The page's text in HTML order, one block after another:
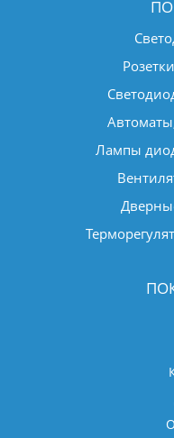
Лампы